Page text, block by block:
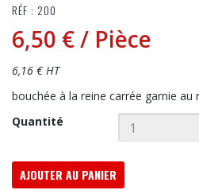
RÉF : 200
6,50 €/ Pièce
6,16 € HT
bouchée à la reine carrée garnie au
Quantité
AJOUTER AU PANIER